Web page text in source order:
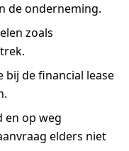
de onderneming.
zoals
bij de financial lease
op weg
elders niet